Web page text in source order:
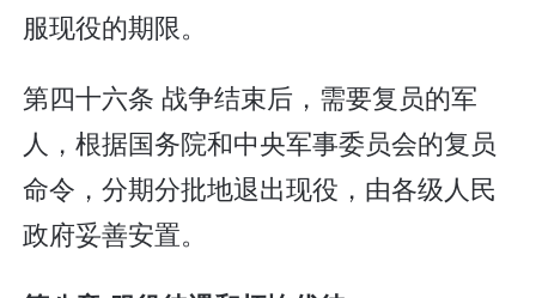
服现役的期限。
第四十六条 战争结束后，需要复员的军
人，根据国务院和中央军事委员会的复员
命令，分期分批地退出现役，由各级人民
政府妥善安置。